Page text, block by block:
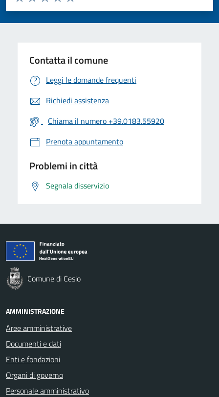
Valuta 5 stelle su 5
Valuta 4 stelle su 5
Valuta 3 stelle su 5
Valuta 2 stelle su 5
Valuta 1 stelle su 5
Contatta il comune
Leggi le domande frequenti
Richiedi assistenza
Chiama il numero +39.0183.55920
Prenota appuntamento
Problemi in città
Segnala disservizio
Comune di Cesio
AMMINISTRAZIONE
Aree amministrative
Documenti e dati
Enti e fondazioni
Organi di governo
Personale amministrativo